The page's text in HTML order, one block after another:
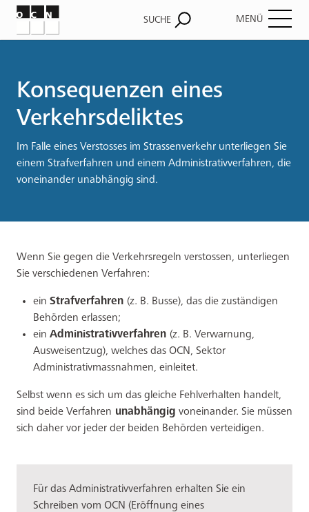
Konsequenzen eines
Verkehrsdeliktes
Im Falle eines Verstosses im Strassenverkehr unterliegen Sie
einem Strafverfahren und einem Administrativverfahren, die
voneinander unabhängig sind.
Wenn Sie gegen die Verkehrsregeln verstossen, unterliegen
Sie verschiedenen Verfahren:
ein Strafverfahren (z. B. Busse), das die zuständigen
Behörden erlassen;
ein Administrativverfahren (z. B. Verwarnung,
Ausweisentzug), welches das OCN, Sektor
Administrativmassnahmen, einleitet.
Selbst wenn es sich um das gleiche Fehlverhalten handelt,
sind beide Verfahren unabhängig voneinander. Sie müssen
sich daher vor jeder der beiden Behörden verteidigen.
Für das Administrativverfahren erhalten Sie ein
Schreiben vom OCN (Eröffnung eines
SUCHE MENÜ